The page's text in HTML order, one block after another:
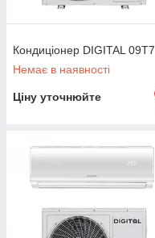
Кондиціонер DIGITAL 09T7
Немає в наявності
Ціну уточнюйте